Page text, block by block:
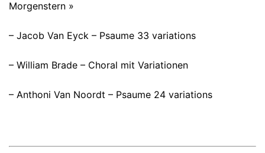
Morgenstern »
– Jacob Van Eyck – Psaume 33 variations
– William Brade – Choral mit Variationen
– Anthoni Van Noordt – Psaume 24 variations